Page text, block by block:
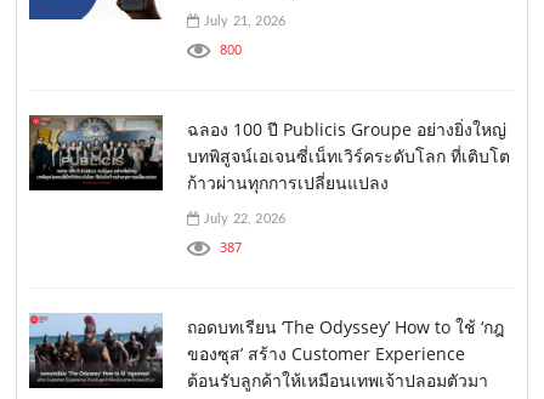
July 21, 2026
800
ฉลอง 100 ปี Publicis Groupe อย่างยิ่งใหญ่
บทพิสูจน์เอเจนซี่เน็ทเวิร์คระดับโลก ที่เติบโต
ก้าวผ่านทุกการเปลี่ยนแปลง
July 22, 2026
387
ถอดบทเรียน ‘The Odyssey’ How to ใช้ ‘กฎ
ของซุส’ สร้าง Customer Experience
ต้อนรับลูกค้าให้เหมือนเทพเจ้าปลอมตัวมา